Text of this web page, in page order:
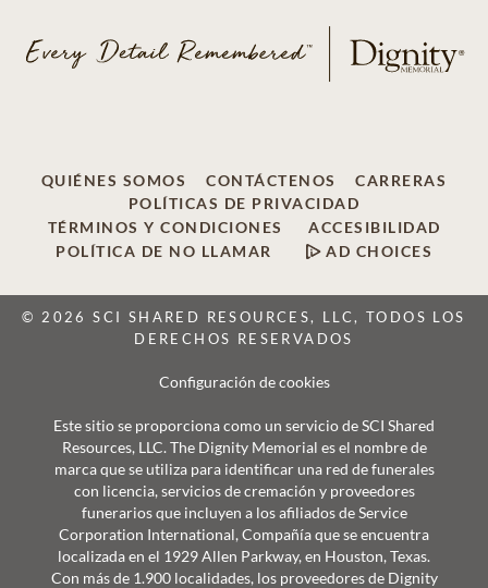
QUIÉNES SOMOS CONTÁCTENOS
CARRERAS
POLÍTICAS DE PRIVACIDAD
TÉRMINOS Y CONDICIONES
ACCESIBILIDAD
POLÍTICA DE NO LLAMAR
AD CHOICES
© 2026 SCI SHARED RESOURCES, LLC, TODOS LOS
DERECHOS RESERVADOS
Configuración de cookies
Este sitio se proporciona como un servicio de SCI Shared
Resources, LLC. The Dignity Memorial es el nombre de
marca que se utiliza para identificar una red de funerales
con licencia, servicios de cremación y proveedores
funerarios que incluyen a los afiliados de Service
Corporation International, Compañía que se encuentra
localizada en el 1929 Allen Parkway, en Houston, Texas.
Con más de 1.900 localidades, los proveedores de Dignity